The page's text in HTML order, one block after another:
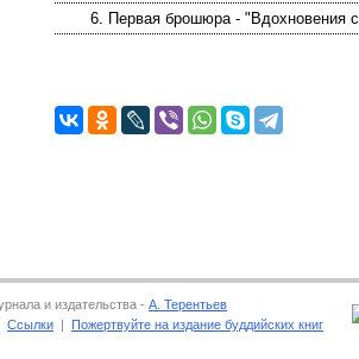
6. Первая брошюра - "Вдохновения
и издательства - А. Терентьев
Ссылки | Пожертвуйте на издание буддийских книг